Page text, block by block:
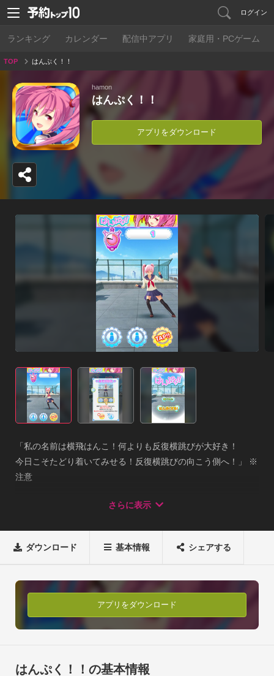
ログイン
ランキング カレンダー 配信中アプリ 家庭用・PCゲーム
TOP はんぷく！！
hamon
はんぷく！！
アプリをダウンロード
「私の名前は横飛はんこ！何よりも反復横跳びが大好き！
今日こそたどり着いてみせる！反復横跳びの向こう側へ！」 ※
注意
も重く、高性能な端末でしかまともに動作しません、古い端末
ボリュームに気をつけてください。
さらに表示
ダウンロード 基本情報 シェアする
アプリをダウンロード
はんぷく！！の基本情報